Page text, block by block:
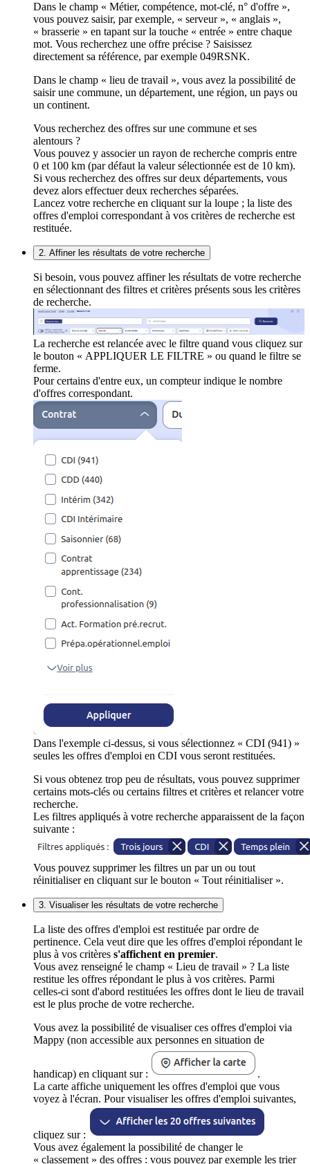
Dans le champ « Métier, compétence, mot-clé, n° d'offre »,
vous pouvez saisir, par exemple, « serveur », « anglais »,
« brasserie » en tapant sur la touche « entrée » entre chaque
mot. Vous recherchez une offre précise ? Saisissez
directement sa référence, par exemple 049RSNK.
Dans le champ « lieu de travail », vous avez la possibilité de
saisir une commune, un département, une région, un pays ou
un continent.
Vous recherchez des offres sur une commune et ses
alentours ?
Vous pouvez y associer un rayon de recherche compris entre
0 et 100 km (par défaut la valeur sélectionnée est de 10 km).
Si vous recherchez des offres sur deux départements, vous
devez alors effectuer deux recherches séparées.
Lancez votre recherche en cliquant sur la loupe ; la liste des
offres d'emploi correspondant à vos critères de recherche est
restituée.
2. Affiner les résultats de votre recherche
Si besoin, vous pouvez affiner les résultats de votre recherche
en sélectionnant des filtres et critères présents sous les critères
de recherche.
La recherche est relancée avec le filtre quand vous cliquez sur
le bouton « APPLIQUER LE FILTRE » ou quand le filtre se
ferme.
Pour certains d'entre eux, un compteur indique le nombre
d'offres correspondant.
Dans l'exemple ci-dessus, si vous sélectionnez « CDI (941) »
seules les offres d'emploi en CDI vous seront restituées.
Si vous obtenez trop peu de résultats, vous pouvez supprimer
certains mots-clés ou certains filtres et critères et relancer votre
recherche.
Les filtres appliqués à votre recherche apparaissent de la façon
suivante :
Vous pouvez supprimer les filtres un par un ou tout
réinitialiser en cliquant sur le bouton « Tout réinitialiser ».
3. Visualiser les résultats de votre recherche
La liste des offres d'emploi est restituée par ordre de
pertinence. Cela veut dire que les offres d'emploi répondant le
plus à vos critères s'affichent en premier.
Vous avez renseigné le champ « Lieu de travail » ? La liste
restitue les offres répondant le plus à vos critères. Parmi
celles-ci sont d'abord restituées les offres dont le lieu de travail
est le plus proche de votre recherche.
Vous avez la possibilité de visualiser ces offres d'emploi via
Mappy (non accessible aux personnes en situation de
handicap) en cliquant sur :
.
La carte affiche uniquement les offres d'emploi que vous
voyez à l'écran. Pour visualiser les offres d'emploi suivantes,
cliquez sur :
Vous avez également la possibilité de changer le
« classement » des offres : vous pouvez par exemple les trier